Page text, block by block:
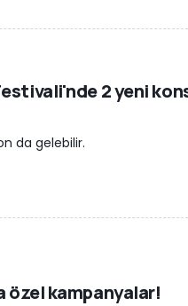
2 yeni
da gelebilir.
özel kampanyalar!